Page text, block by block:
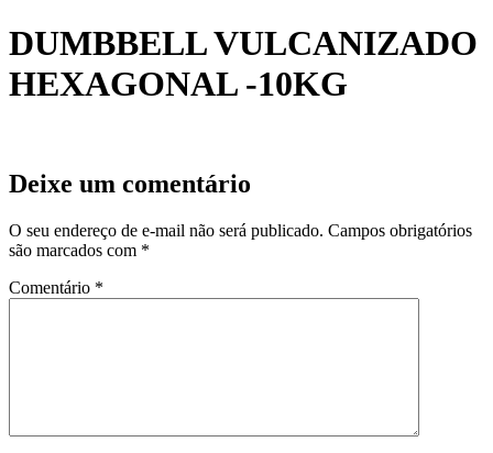
DUMBBELL VULCANIZADO
HEXAGONAL -10KG
Deixe um comentário
O seu endereço de e-mail não será publicado. Campos obrigatórios
são marcados com *
Comentário *